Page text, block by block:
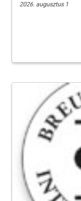
2026. augusztus 1